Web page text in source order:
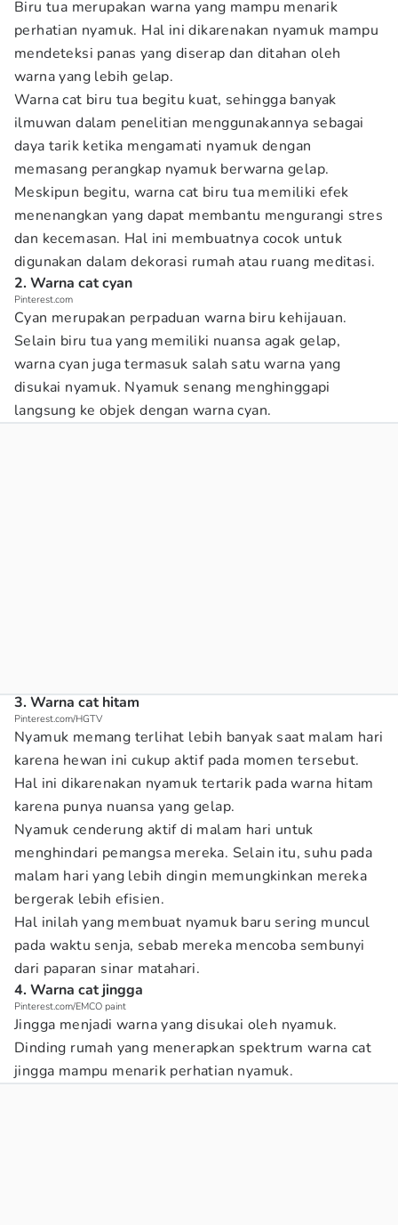
Biru tua merupakan warna yang mampu menarik
perhatian nyamuk. Hal ini dikarenakan nyamuk mampu
mendeteksi panas yang diserap dan ditahan oleh
warna yang lebih gelap.
Warna cat biru tua begitu kuat, sehingga banyak
ilmuwan dalam penelitian menggunakannya sebagai
daya tarik ketika mengamati nyamuk dengan
memasang perangkap nyamuk berwarna gelap.
Meskipun begitu, warna cat biru tua memiliki efek
menenangkan yang dapat membantu mengurangi stres
dan kecemasan. Hal ini membuatnya cocok untuk
digunakan dalam dekorasi rumah atau ruang meditasi.
2. Warna cat cyan
Pinterest.com
Cyan merupakan perpaduan warna biru kehijauan.
Selain biru tua yang memiliki nuansa agak gelap,
warna cyan juga termasuk salah satu warna yang
disukai nyamuk. Nyamuk senang menghinggapi
langsung ke objek dengan warna cyan.
3. Warna cat hitam
Pinterest.com/HGTV
Nyamuk memang terlihat lebih banyak saat malam hari
karena hewan ini cukup aktif pada momen tersebut.
Hal ini dikarenakan nyamuk tertarik pada warna hitam
karena punya nuansa yang gelap.
Nyamuk cenderung aktif di malam hari untuk
menghindari pemangsa mereka. Selain itu, suhu pada
malam hari yang lebih dingin memungkinkan mereka
bergerak lebih efisien.
Hal inilah yang membuat nyamuk baru sering muncul
pada waktu senja, sebab mereka mencoba sembunyi
dari paparan sinar matahari.
4. Warna cat jingga
Pinterest.com/EMCO paint
Jingga menjadi warna yang disukai oleh nyamuk.
Dinding rumah yang menerapkan spektrum warna cat
jingga mampu menarik perhatian nyamuk.